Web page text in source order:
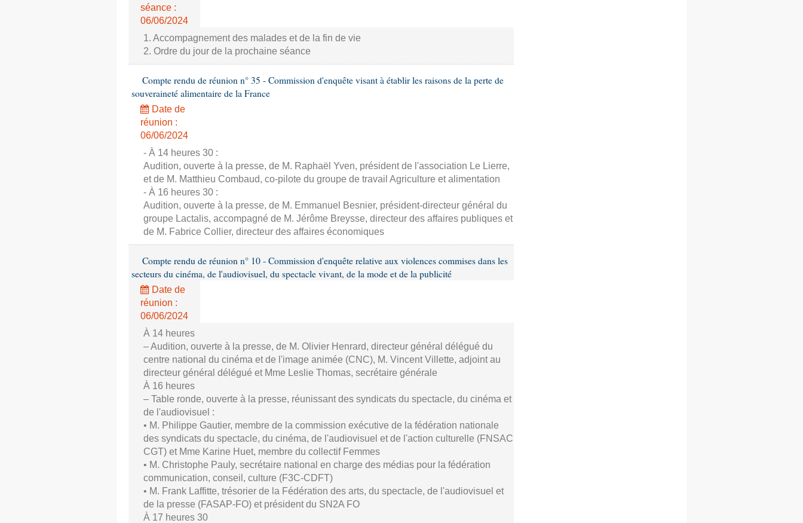
séance :
06/06/2024
1. Accompagnement des malades et de la fin de vie
2. Ordre du jour de la prochaine séance
Compte rendu de réunion n° 35 - Commission d'enquête visant à établir les raisons de la perte de
souveraineté alimentaire de la France
Date de
réunion :
06/06/2024
- À 14 heures 30 :
Audition, ouverte à la presse, de M. Raphaël Yven, président de l'association Le Lierre,
et de M. Matthieu Combaud, co-pilote du groupe de travail Agriculture et alimentation
- À 16 heures 30 :
Audition, ouverte à la presse, de M. Emmanuel Besnier, président-directeur général du
groupe Lactalis, accompagné de M. Jérôme Breysse, directeur des affaires publiques et
de M. Fabrice Collier, directeur des affaires économiques
Compte rendu de réunion n° 10 - Commission d'enquête relative aux violences commises dans les
secteurs du cinéma, de l'audiovisuel, du spectacle vivant, de la mode et de la publicité
Date de
réunion :
06/06/2024
À 14 heures
– Audition, ouverte à la presse, de M. Olivier Henrard, directeur général délégué du
centre national du cinéma et de l'image animée (CNC), M. Vincent Villette, adjoint au
directeur général délégué et Mme Leslie Thomas, secrétaire générale
À 16 heures
– Table ronde, ouverte à la presse, réunissant des syndicats du spectacle, du cinéma et
de l'audiovisuel :
• M. Philippe Gautier, membre de la commission exécutive de la fédération nationale
des syndicats du spectacle, du cinéma, de l'audiovisuel et de l'action culturelle (FNSAC
CGT) et Mme Karine Huet, membre du collectif Femmes
• M. Christophe Pauly, secrétaire national en charge des médias pour la fédération
communication, conseil, culture (F3C-CDFT)
• M. Frank Laffitte, trésorier de la Fédération des arts, du spectacle, de l'audiovisuel et
de la presse (FASAP-FO) et président du SN2A FO
À 17 heures 30